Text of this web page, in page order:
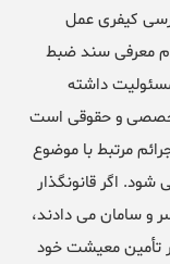
کیفری عمل
معرفی سند ضبط
داشته
و حقوقی است
مرتبط با موضوع
اگر قانونگذار
و سامان می دادند،
تأمین معیشت خود